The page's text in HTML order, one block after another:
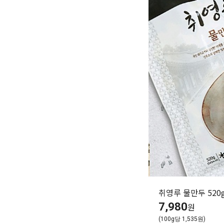
취영루 물만두
7,980원
(100g당 1,535원)